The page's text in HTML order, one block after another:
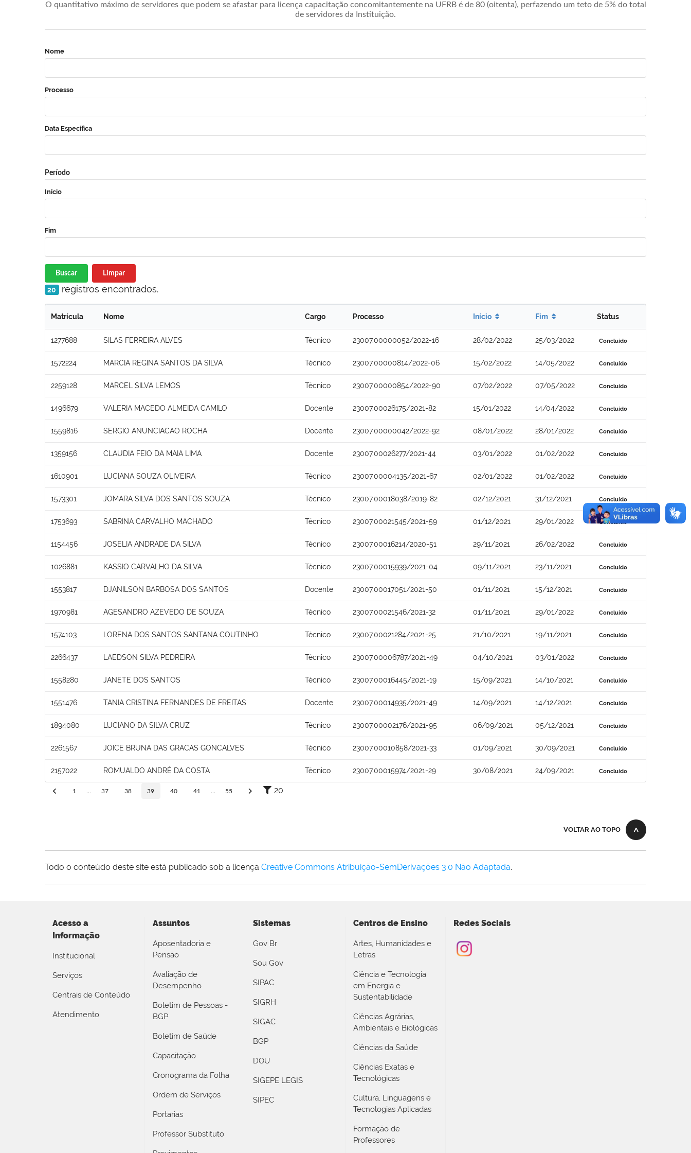
O quantitativo máximo de servidores que podem se afastar para licença capacitação concomitantemente na UFRB é de 80 (oitenta), perfazendo um teto de 5% do total
de servidores da Instituição.
Nome
Processo
Data Específica
Período
Início
Fim
Buscar Limpar
20 registros encontrados.
Matrícula Nome Cargo Processo Início Fim Status
1277688 SILAS FERREIRA ALVES Técnico 23007.00000052/2022-16 28/02/2022 25/03/2022 Concluído
1572224 MARCIA REGINA SANTOS DA SILVA Técnico 23007.00000814/2022-06 15/02/2022 14/05/2022 Concluído
2259128 MARCEL SILVA LEMOS Técnico 23007.00000854/2022-90 07/02/2022 07/05/2022 Concluído
1496679 VALERIA MACEDO ALMEIDA CAMILO Docente 23007.00026175/2021-82 15/01/2022 14/04/2022 Concluído
1559816 SERGIO ANUNCIACAO ROCHA Docente 23007.00000042/2022-92 08/01/2022 28/01/2022 Concluído
1359156 CLAUDIA FEIO DA MAIA LIMA Docente 23007.00026277/2021-44 03/01/2022 01/02/2022 Concluído
1610901 LUCIANA SOUZA OLIVEIRA Técnico 23007.00004135/2021-67 02/01/2022 01/02/2022 Concluído
1573301 JOMARA SILVA DOS SANTOS SOUZA Técnico 23007.00018038/2019-82 02/12/2021 31/12/2021 Concluído
1753693 SABRINA CARVALHO MACHADO Técnico 23007.00021545/2021-59 01/12/2021 29/01/2022 Concluído
1154456 JOSELIA ANDRADE DA SILVA Técnico 23007.00016214/2020-51 29/11/2021 26/02/2022 Concluído
1026881 KASSIO CARVALHO DA SILVA Técnico 23007.00015939/2021-04 09/11/2021 23/11/2021 Concluído
1553817 DJANILSON BARBOSA DOS SANTOS Docente 23007.00017051/2021-50 01/11/2021 15/12/2021 Concluído
1970981 AGESANDRO AZEVEDO DE SOUZA Técnico 23007.00021546/2021-32 01/11/2021 29/01/2022 Concluído
1574103 LORENA DOS SANTOS SANTANA COUTINHO Técnico 23007.00021284/2021-25 21/10/2021 19/11/2021 Concluído
2266437 LAEDSON SILVA PEDREIRA Técnico 23007.00006787/2021-49 04/10/2021 03/01/2022 Concluído
1558280 JANETE DOS SANTOS Técnico 23007.00016445/2021-19 15/09/2021 14/10/2021 Concluído
1551476 TANIA CRISTINA FERNANDES DE FREITAS Docente 23007.00014935/2021-49 14/09/2021 14/12/2021 Concluído
1894080 LUCIANO DA SILVA CRUZ Técnico 23007.00002176/2021-95 06/09/2021 05/12/2021 Concluído
2261567 JOICE BRUNA DAS GRACAS GONCALVES Técnico 23007.00010858/2021-33 01/09/2021 30/09/2021 Concluído
2157022 ROMUALDO ANDRÉ DA COSTA Técnico 23007.00015974/2021-29 30/08/2021 24/09/2021 Concluído
1 37 38 39 40 41 55 20
VOLTAR AO TOPO
Todo o conteúdo deste site está publicado sob a licença Creative Commons Atribuição-SemDerivações 3.0 Não Adaptada.
Acesso a
Informação
Institucional
Serviços
Centrais de Conteúdo
Atendimento
Assuntos
Aposentadoria e
Pensão
Avaliação de
Desempenho
Boletim de Pessoas -
BGP
Boletim de Saúde
Capacitação
Cronograma da Folha
Ordem de Serviços
Portarias
Professor Substituto
Sistemas
Gov Br
Sou Gov
SIPAC
SIGRH
SIGAC
BGP
DOU
SIGEPE LEGIS
SIPEC
Centros de Ensino
Artes, Humanidades e
Letras
Ciência e Tecnologia
em Energia e
Sustentabilidade
Ciências Agrárias,
Ambientais e Biológicas
Ciências da Saúde
Ciências Exatas e
Tecnológicas
Cultura, Linguagens e
Tecnologias Aplicadas
Formação de
Professores
Redes Sociais